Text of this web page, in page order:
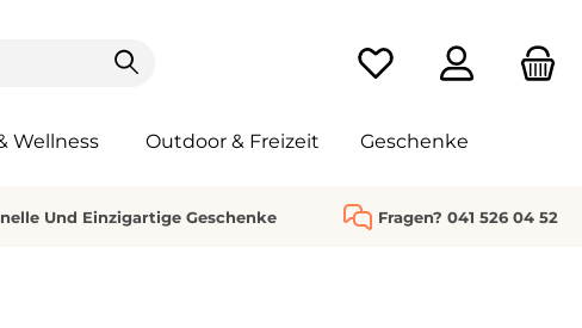
Du hast 0 Produkte
Wellness Outdoor & Freizeit Geschenke
Und Einzigartige Geschenke Fragen? 041 526 04 52